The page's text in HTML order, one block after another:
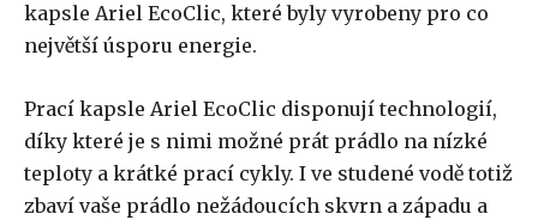
kapsle Ariel EcoClic, které byly vyrobeny pro co
největší úsporu energie.
Prací kapsle Ariel EcoClic disponují technologií,
díky které je s nimi možné prát prádlo na nízké
teploty a krátké prací cykly. I ve studené vodě totiž
zbaví vaše prádlo nežádoucích skvrn a západu a